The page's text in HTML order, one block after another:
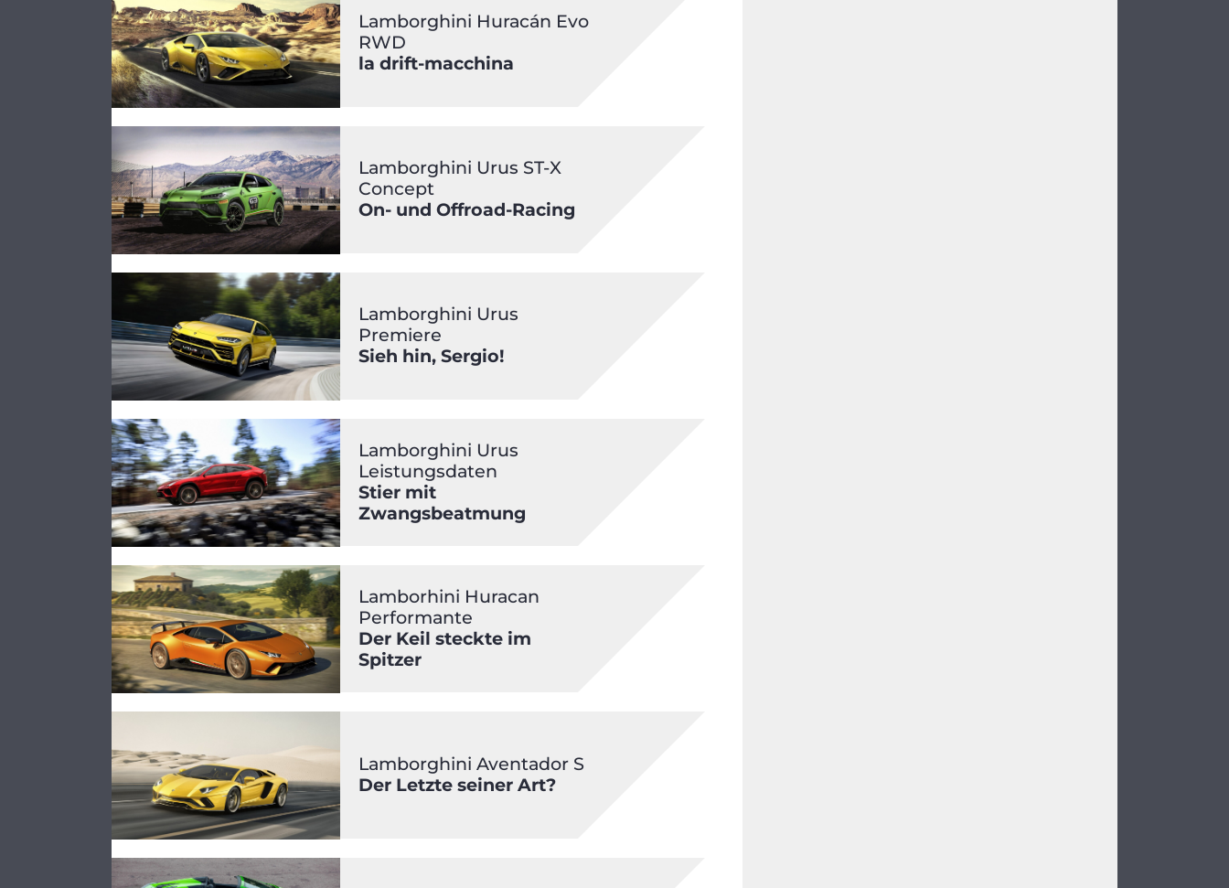
Lamborghini Huracán Evo
RWD
la drift-macchina
Lamborghini Urus ST-X
Concept
On- und Offroad-Racing
Lamborghini Urus
Premiere
Sieh hin, Sergio!
Lamborghini Urus
Leistungsdaten
Stier mit
Zwangsbeatmung
Lamborhini Huracan
Performante
Der Keil steckte im
Spitzer
Lamborghini Aventador S
Der Letzte seiner Art?